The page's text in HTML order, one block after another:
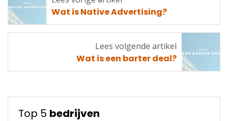
Lees
vorige
artikel
Wat is Native Advertising?
Lees volgende artikel
Lees
volgende
Wat is een barter deal?
Top 5 bedrijven